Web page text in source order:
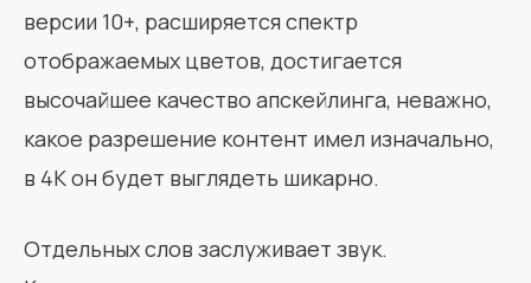
версии 10+, расширяется спектр
отображаемых цветов, достигается
высочайшее качество апскейлинга, неважно,
какое разрешение контент имел изначально,
в 4K он будет выглядеть шикарно.
Отдельных слов заслуживает звук.